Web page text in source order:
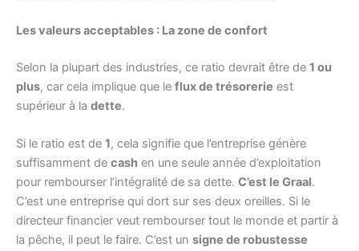
Les valeurs acceptables : La zone de confort
Selon la plupart des industries, ce ratio devrait être de 1 ou
plus, car cela implique que le flux de trésorerie est
supérieur à la dette.
Si le ratio est de 1, cela signifie que l’entreprise génère
suffisamment de cash en une seule année d’exploitation
pour rembourser l’intégralité de sa dette. C’est le Graal.
C’est une entreprise qui dort sur ses deux oreilles. Si le
directeur financier veut rembourser tout le monde et partir à
la pêche, il peut le faire. C’est un signe de robustesse